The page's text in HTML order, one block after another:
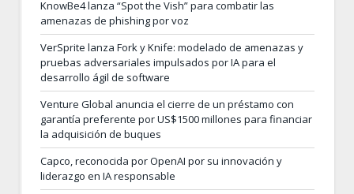
KnowBe4 lanza “Spot the Vish” para combatir las
amenazas de phishing por voz
VerSprite lanza Fork y Knife: modelado de amenazas y
pruebas adversariales impulsados por IA para el
desarrollo ágil de software
Venture Global anuncia el cierre de un préstamo con
garantía preferente por US$1500 millones para financiar
la adquisición de buques
Capco, reconocida por OpenAI por su innovación y
liderazgo en IA responsable